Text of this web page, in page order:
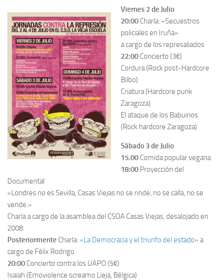
Viernes 2 de Julio
20:00 Charla: «Secuestros
policiales en Iruña»
a cargo de los represaliados
22:00 Concierto (3€)
Cordura (Rock post-Hardcore
Bilbo)
Criatura (Hardcore punk
Zaragoza)
El ataque de los Babuinos
(Rock hardcore Zaragoza)
Sábado 3 de Julio
15.00 Comida popular vegana
18:00 Proyección del
Documental
«Londres no es Sevilla, Casas Viejas no se rinde, no se calla, no se
vende.»
Charla a cargo de la asamblea del CSOA Casas Viejas, desalojado en
2008.
Posteriormente Charla: «La Democracia y el triunfo del estado» a
cargo de Félix Rodrigo.
20:00 Concierto contra los UAPO (5€)
Isaïah (Emoviolence screamo Lieja, Bélgica)